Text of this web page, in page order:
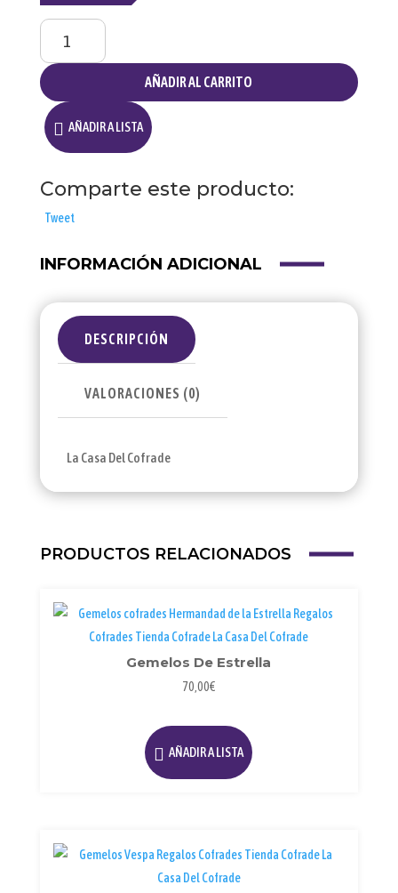
Gemelos
Mariquilla
Macarena
cantidad
AÑADIR AL CARRITO
AÑADIR A LISTA
Comparte este producto:
Tweet
INFORMACIÓN ADICIONAL
DESCRIPCIÓN
VALORACIONES (0)
La Casa Del Cofrade
PRODUCTOS RELACIONADOS
Gemelos De Estrella
70,00€
AÑADIR A LISTA